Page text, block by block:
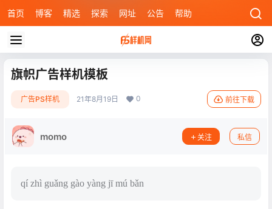
首页 博客 精选 探索 网址 公告 帮助
旗帜广告样机模板
广告PS样机 21年8月19日 0 前往下载
momo 关注 私信
qí zhì guǎng gào yàng jī mú bǎn